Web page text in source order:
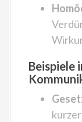
Beispiele